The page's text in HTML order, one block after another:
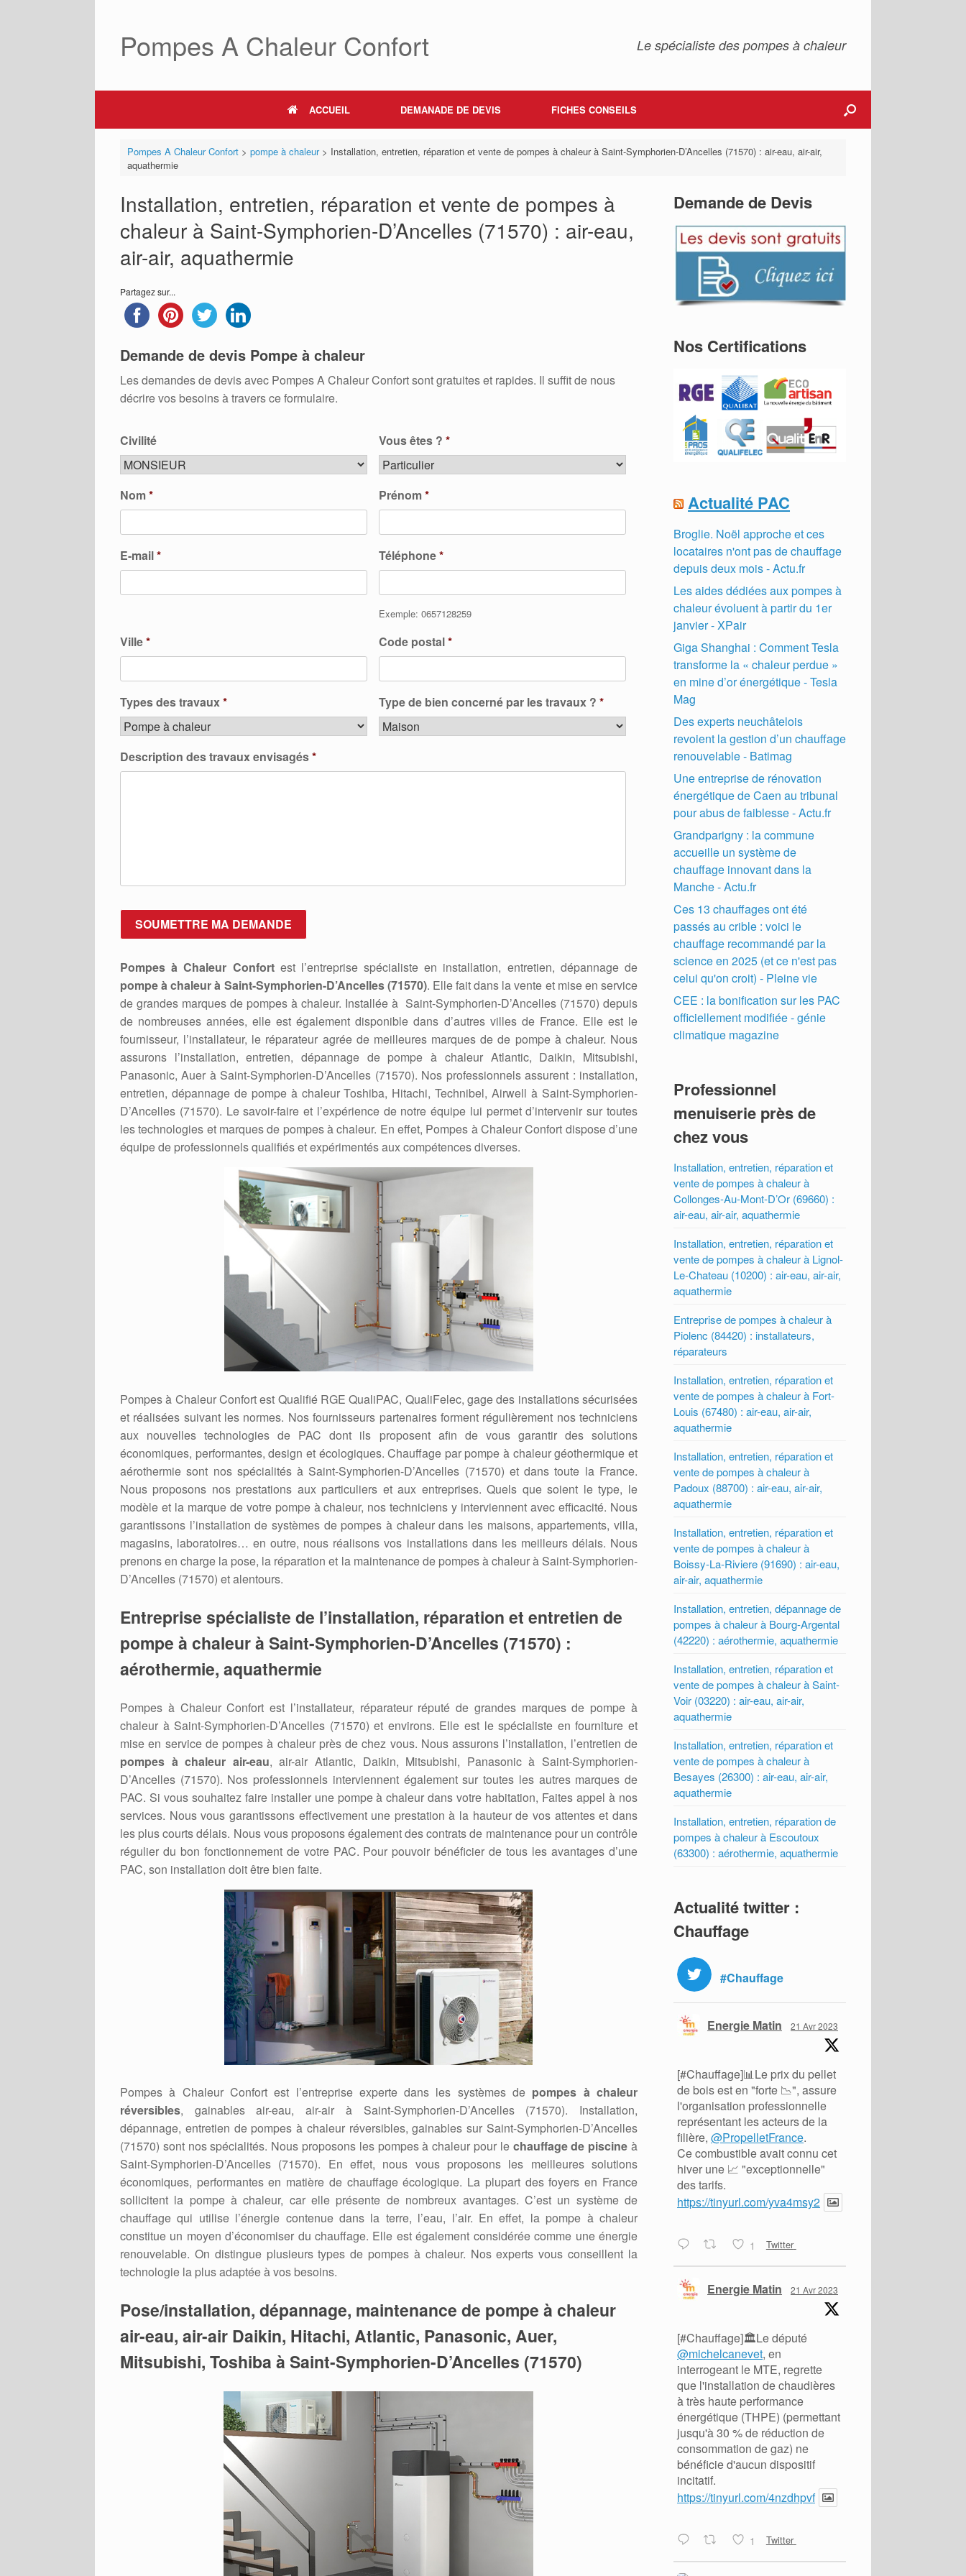
contentPompes A Chaleur Confort Le spécialiste des pompes à chaleur
ACCUEIL DEMANADE DE DEVIS FICHES CONSEILS
Pompes A Chaleur Confort> pompe à chaleur> Installation, entretien, réparation et vente de pompes à chaleur à Saint-Symphorien-D’Ancelles (71570) : air-eau, air-air,
aquathermie
Installation, entretien, réparation et vente de pompes à
chaleur à Saint-Symphorien-D’Ancelles (71570) : air-eau,
air-air, aquathermie
Partagez sur...
Demande de devis Pompe à chaleur
Les demandes de devis avec Pompes A Chaleur Confort sont gratuites et rapides. Il suffit de nous
décrire vos besoins à travers ce formulaire.
Civilité Vous êtes ? *
Nom* Prénom*
E-mail* Téléphone*
Exemple: 0657128259
Ville* Code postal*
Types des travaux* Type de bien concerné par les travaux ? *
Description des travaux envisagés*
Pompes à Chaleur Confortest l’entreprise spécialiste en installation, entretien, dépannage de
pompe à chaleur à Saint-Symphorien-D’Ancelles (71570). Elle fait dans la vente et mise en service
de grandes marques de pompes à chaleur. Installée à Saint-Symphorien-D’Ancelles (71570) depuis
de nombreuses années, elle est également disponible dans d’autres villes de France. Elle est le
fournisseur, l’installateur, le réparateur agrée de meilleures marques de de pompe à chaleur. Nous
assurons l’installation, entretien, dépannage de pompe à chaleur Atlantic, Daikin, Mitsubishi,
Panasonic, Auer à Saint-Symphorien-D’Ancelles (71570). Nos professionnels assurent : installation,
entretien, dépannage de pompe à chaleur Toshiba, Hitachi, Technibel, Airwell à Saint-Symphorien-
D’Ancelles (71570). Le savoir-faire et l’expérience de notre équipe lui permet d’intervenir sur toutes
les technologies et marques de pompes à chaleur. En effet, Pompes à Chaleur Confort dispose d’une
équipe de professionnels qualifiés et expérimentés aux compétences diverses.
Pompes à Chaleur Confort est Qualifié RGE QualiPAC, QualiFelec, gage des installations sécurisées
et réalisées suivant les normes. Nos fournisseurs partenaires forment régulièrement nos techniciens
aux nouvelles technologies de PAC dont ils proposent afin de vous garantir des solutions
économiques, performantes, design et écologiques. Chauffage par pompe à chaleur géothermique et
aérothermie sont nos spécialités à Saint-Symphorien-D’Ancelles (71570) et dans toute la France.
Nous proposons nos prestations aux particuliers et aux entreprises. Quels que soient le type, le
modèle et la marque de votre pompe à chaleur, nos techniciens y interviennent avec efficacité. Nous
garantissons l’installation de systèmes de pompes à chaleur dans les maisons, appartements, villa,
magasins, laboratoires… en outre, nous réalisons vos installations dans les meilleurs délais. Nous
prenons en charge la pose, la réparation et la maintenance de pompes à chaleur à Saint-Symphorien-
D’Ancelles (71570) et alentours.
Entreprise spécialiste de l’installation, réparation et entretien de
pompe à chaleur à Saint-Symphorien-D’Ancelles (71570) :
aérothermie, aquathermie
Pompes à Chaleur Confort est l’installateur, réparateur réputé de grandes marques de pompe à
chaleur à Saint-Symphorien-D’Ancelles (71570) et environs. Elle est le spécialiste en fourniture et
mise en service de pompes à chaleur près de chez vous. Nous assurons l’installation, l’entretien de
pompes à chaleur air-eau, air-air Atlantic, Daikin, Mitsubishi, Panasonic à Saint-Symphorien-
D’Ancelles (71570). Nos professionnels interviennent également sur toutes les autres marques de
PAC. Si vous souhaitez faire installer une pompe à chaleur dans votre habitation, Faites appel à nos
services. Nous vous garantissons effectivement une prestation à la hauteur de vos attentes et dans
les plus courts délais. Nous vous proposons également des contrats de maintenance pour un contrôle
régulier du bon fonctionnement de votre PAC. Pour pouvoir bénéficier de tous les avantages d’une
PAC, son installation doit être bien faite.
Pompes à Chaleur Confort est l’entreprise experte dans les systèmes de pompes à chaleur
réversibles, gainables air-eau, air-air à Saint-Symphorien-D’Ancelles (71570). Installation,
dépannage, entretien de pompes à chaleur réversibles, gainables sur Saint-Symphorien-D’Ancelles
(71570) sont nos spécialités. Nous proposons les pompes à chaleur pour le chauffage de piscine à
Saint-Symphorien-D’Ancelles (71570). En effet, nous vous proposons les meilleures solutions
économiques, performantes en matière de chauffage écologique. La plupart des foyers en France
sollicitent la pompe à chaleur, car elle présente de nombreux avantages. C’est un système de
chauffage qui utilise l’énergie contenue dans la terre, l’eau, l’air. En effet, la pompe à chaleur
constitue un moyen d’économiser du chauffage. Elle est également considérée comme une énergie
renouvelable. On distingue plusieurs types de pompes à chaleur. Nos experts vous conseillent la
technologie la plus adaptée à vos besoins.
Pose/installation, dépannage, maintenance de pompe à chaleur
air-eau, air-air Daikin, Hitachi, Atlantic, Panasonic, Auer,
Mitsubishi, Toshiba à Saint-Symphorien-D’Ancelles (71570)
Demande de Devis
Nos Certifications
Actualité PAC
Broglie. Noël approche et ces
locataires n'ont pas de chauffage
depuis deux mois - Actu.fr
Les aides dédiées aux pompes à
chaleur évoluent à partir du 1er
janvier - XPair
Giga Shanghai : Comment Tesla
transforme la « chaleur perdue »
en mine d’or énergétique - Tesla
Mag
Des experts neuchâtelois
revoient la gestion d’un chauffage
renouvelable - Batimag
Une entreprise de rénovation
énergétique de Caen au tribunal
pour abus de faiblesse - Actu.fr
Grandparigny : la commune
accueille un système de
chauffage innovant dans la
Manche - Actu.fr
Ces 13 chauffages ont été
passés au crible : voici le
chauffage recommandé par la
science en 2025 (et ce n'est pas
celui qu'on croit) - Pleine vie
CEE : la bonification sur les PAC
officiellement modifiée - génie
climatique magazine
Professionnel
menuiserie près de
chez vous
Installation, entretien, réparation et
vente de pompes à chaleur à
Collonges-Au-Mont-D’Or (69660) :
air-eau, air-air, aquathermie
Installation, entretien, réparation et
vente de pompes à chaleur à Lignol-
Le-Chateau (10200) : air-eau, air-air,
aquathermie
Entreprise de pompes à chaleur à
Piolenc (84420) : installateurs,
réparateurs
Installation, entretien, réparation et
vente de pompes à chaleur à Fort-
Louis (67480) : air-eau, air-air,
aquathermie
Installation, entretien, réparation et
vente de pompes à chaleur à
Padoux (88700) : air-eau, air-air,
aquathermie
Installation, entretien, réparation et
vente de pompes à chaleur à
Boissy-La-Riviere (91690) : air-eau,
air-air, aquathermie
Installation, entretien, dépannage de
pompes à chaleur à Bourg-Argental
(42220) : aérothermie, aquathermie
Installation, entretien, réparation et
vente de pompes à chaleur à Saint-
Voir (03220) : air-eau, air-air,
aquathermie
Installation, entretien, réparation et
vente de pompes à chaleur à
Besayes (26300) : air-eau, air-air,
aquathermie
Installation, entretien, réparation de
pompes à chaleur à Escoutoux
(63300) : aérothermie, aquathermie
Actualité twitter :
Chauffage
#Chauffage
Energie Matin 21 Avr 2023
[#Chauffage]📊Le prix du pellet
de bois est en "forte 📉", assure
l'organisation professionnelle
représentant les acteurs de la
filière,@PropelletFrance.
Ce combustible avait connu cet
hiver une 📈 "exceptionnelle"
des tarifs.
https://tinyurl.com/yva4msy2
1 Twitter
Energie Matin 21 Avr 2023
[#Chauffage]🏛️Le député
@michelcanevet, en
interrogeant le MTE, regrette
que l'installation de chaudières
à très haute performance
énergétique (THPE) (permettant
jusqu'à 30 % de réduction de
consommation de gaz) ne
bénéficie d'aucun dispositif
incitatif.
https://tinyurl.com/4nzdhpvf
1 Twitter